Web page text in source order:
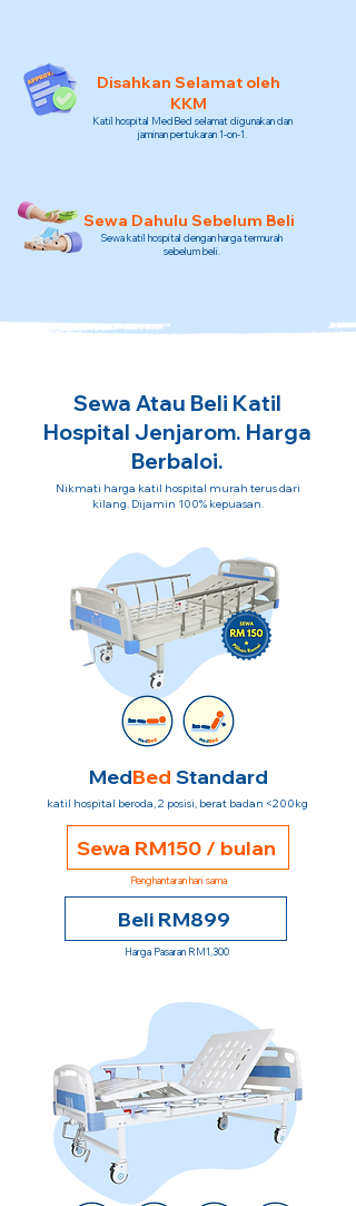
Disahkan Selamat oleh
KKM
Katil hospital MedBed selamat digunakan dan
jaminan pertukaran 1-on-1.
Sewa Dahulu Sebelum Beli
Sewa katil hospital dengan harga termurah
sebelum beli.
Sewa Atau Beli Katil
Hospital Jenjarom. Harga
Berbaloi.
Nikmati harga katil hospital murah terus dari
kilang. Dijamin 100% kepuasan.
MedBed Standard
katil hospital beroda, 2 posisi, berat badan <200kg
Sewa RM150 / bulan
Penghantaran hari sama
Beli RM899
Harga Pasaran RM1,300